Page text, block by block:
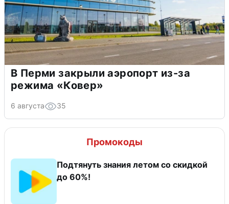
В Перми закрыли аэропорт из-за
режима «Ковер»
6 августа 35
Промокоды
Подтянуть знания летом со скидкой
до 60%!